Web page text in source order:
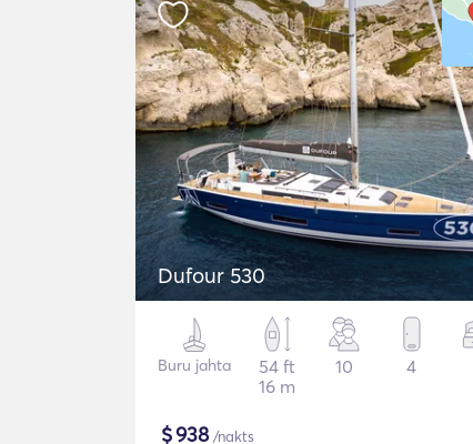
Dufour 530
Buru jahta
54 ft
16 m
10 4
$938/nakts